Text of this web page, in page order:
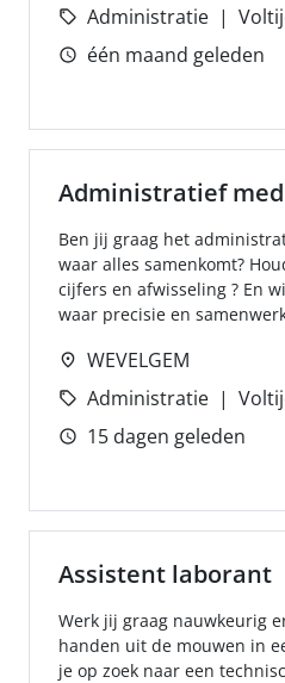
Administratie
één maand geleden
Administratief
Ben jij graag het
waar alles samenkomt?
cijfers en afwisseling ? En
waar precisie en
WEVELGEM
Administratie
15 dagen geleden
Assistent laborant
Werk jij graag nauwkeurig
handen uit de mouwen in
je op zoek naar een